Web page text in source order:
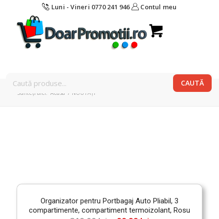
Luni - Vineri 0770 241 946 Contul meu
Sunteți aici: Acasa / NOUTĂȚI
Organizator pentru Portbagaj Auto Pliabil, 3
compartimente, compartiment termoizolant, Rosu